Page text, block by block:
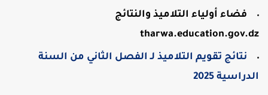
فضاء أولياء التلاميذ والنتائج
نتائج تقويم التلاميذ لـ الفصل الثاني من السنة
2025